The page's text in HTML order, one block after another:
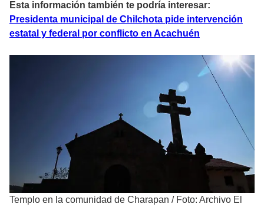
Esta información también te podría interesar:
Presidenta municipal de Chilchota pide intervención
estatal y federal por conflicto en Acachuén
Templo en la comunidad de Charapan / Foto: Archivo El